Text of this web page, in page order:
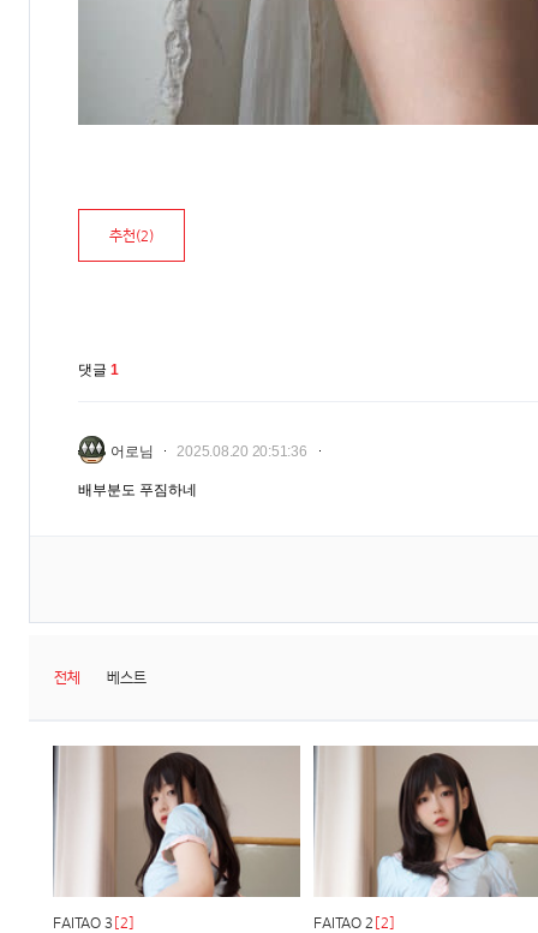
추천(2)
댓글 1
어로님 2025.08.20 20:51:36
배부분도 푸짐하네
전체 베스트
FAITAO 3 [2] FAITAO 2 [2]